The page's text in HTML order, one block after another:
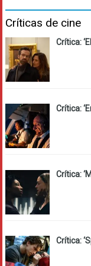
Críticas de cine
Crítica:
Crítica:
Crítica:
Crítica: